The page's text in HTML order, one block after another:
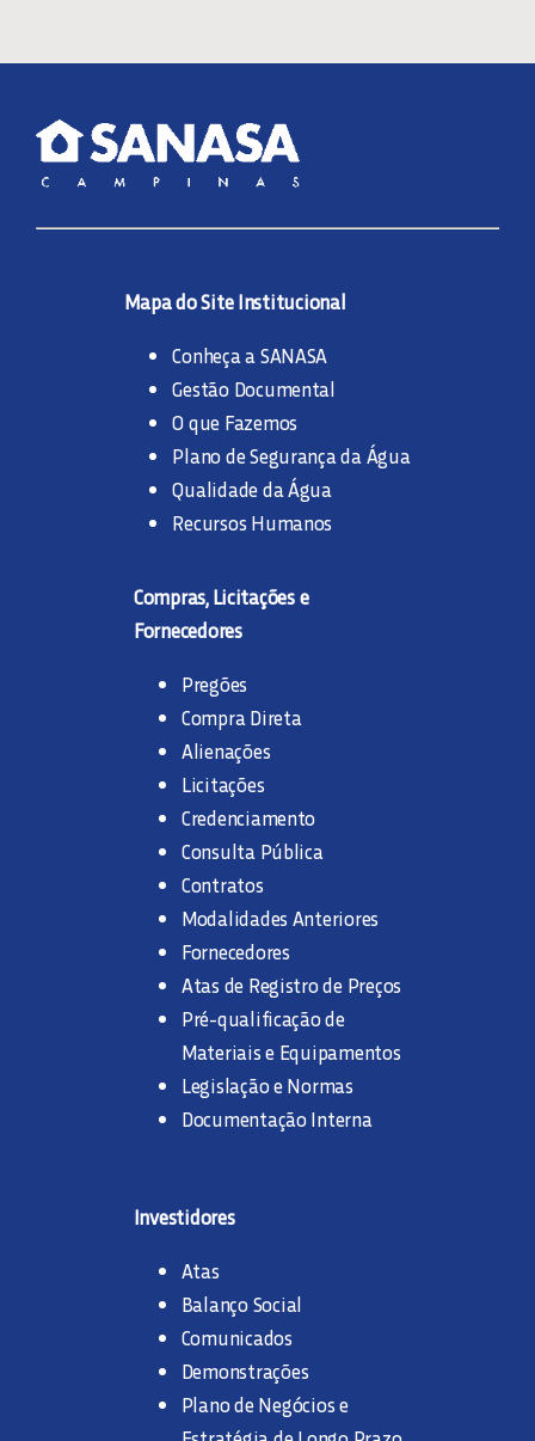
Mapa do Site Institucional
Conheça a SANASA
Gestão Documental
O que Fazemos
Plano de Segurança da Água
Qualidade da Água
Recursos Humanos
Compras, Licitações e
Fornecedores
Pregões
Compra Direta
Alienações
Licitações
Credenciamento
Consulta Pública
Contratos
Modalidades Anteriores
Fornecedores
Atas de Registro de Preços
Pré-qualificação de
Materiais e Equipamentos
Legislação e Normas
Documentação Interna
Investidores
Atas
Balanço Social
Comunicados
Demonstrações
Plano de Negócios e